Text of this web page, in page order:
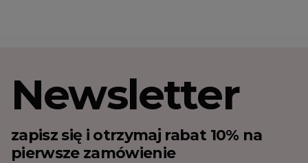
Newsletter
zapisz się i otrzymaj rabat 10% na
pierwsze zamówienie